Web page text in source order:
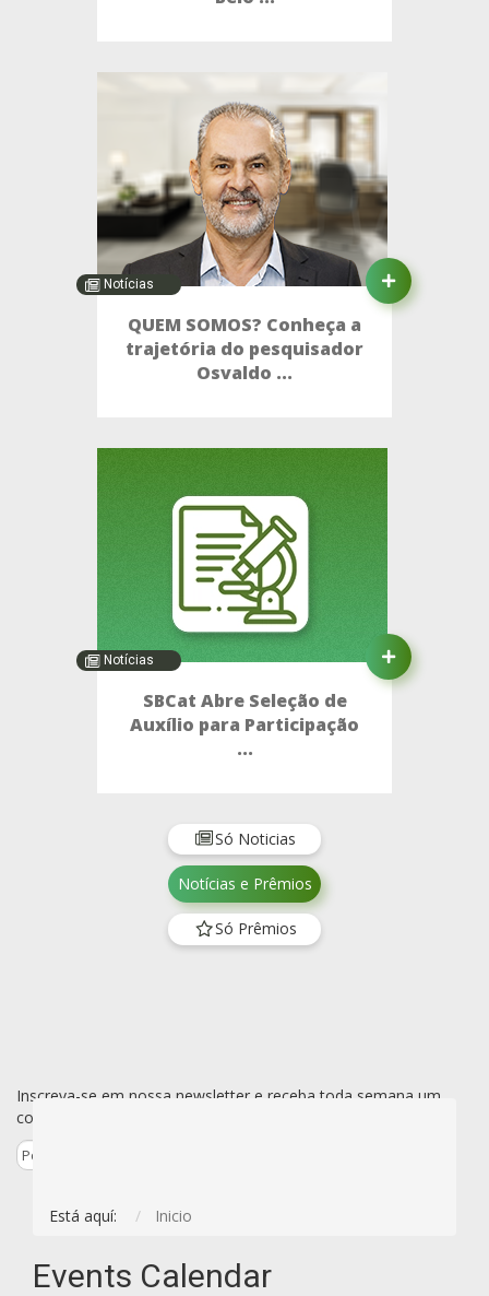
Notícias
QUEM SOMOS? Conheça a
trajetória do pesquisador
Osvaldo ...
Notícias
SBCat Abre Seleção de
Auxílio para Participação
...
Só Noticias
Notícias e Prêmios
Só Prêmios
Inscreva-se em nossa newsletter e receba toda semana um
conjunto de todas as novidades de uma vez só por e-mail.
Está aquí: Inicio
Events Calendar